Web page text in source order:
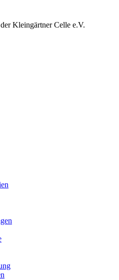
Kleingärtner Celle e.V.